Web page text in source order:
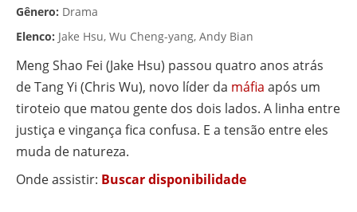
Gênero: Drama
Elenco: Jake Hsu, Wu Cheng-yang, Andy Bian
Meng Shao Fei (Jake Hsu) passou quatro anos atrás
de Tang Yi (Chris Wu), novo líder da máfia após um
tiroteio que matou gente dos dois lados. A linha entre
justiça e vingança fica confusa. E a tensão entre eles
muda de natureza.
Onde assistir: Buscar disponibilidade